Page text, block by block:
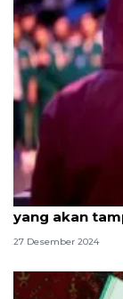
Squid Game
yang akan
27 Desember 2024